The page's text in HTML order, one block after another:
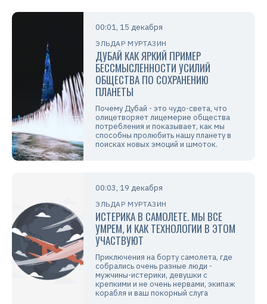
00:01, 15 декабря
ЭЛЬДАР МУРТАЗИН
ДУБАЙ КАК ЯРКИЙ ПРИМЕР
БЕССМЫСЛЕННОСТИ УСИЛИЙ
ОБЩЕСТВА ПО СОХРАНЕНИЮ
ПЛАНЕТЫ
Почему Дубай - это чудо-света, что
олицетворяет лицемерие общества
потребления и показывает, как мы
способны пролюбить нашу планету в
поисках новых эмоций и шмоток.
00:03, 19 декабря
ЭЛЬДАР МУРТАЗИН
ИСТЕРИКА В САМОЛЕТЕ. МЫ ВСЕ
УМРЕМ, И КАК ТЕХНОЛОГИИ В ЭТОМ
УЧАСТВУЮТ
Приключения на борту самолета, где
собрались очень разные люди -
мужчины-истерики, девушки с
крепкими и не очень нервами, экипаж
корабля и ваш покорный слуга